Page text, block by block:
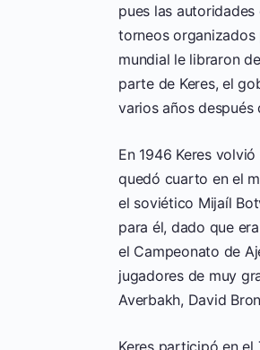
pues las
torneos organizados
mundial le libraron
parte de Keres, el
varios años después
En 1946 Keres
quedó cuarto en el
el soviético Mijaíl
para él, dado que
el Campeonato de
jugadores de muy
Averbakh, David
Keres participó en el